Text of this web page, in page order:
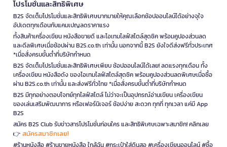
โปรโมชั่นและสิทธิพิเศษ
B2S จัดเต็มโปรโมชั่นและสิทธิพิเศษมากมายให้คุณเลือกช้อปออนไลน์ได้อย่างจุใจ
อัปเดตทุกเดือนกับแคมเปญลดราคาแรง
ทั้งสินค้าเครื่องเขียน หนังสือขายดี และไอเทมไลฟ์สไตล์สุดชิค พร้อมคูปองส่วนลด
และดีลพิเศษเมื่อช้อปผ่าน B2S.co.th เท่านั้น นอกจากนี้ B2S ยังใจดีส่งฟรีทั่วประเทศ
*เมื่อสั่งครบขั้นต่ำที่บริษัทกำหนด
B2S จัดเต็มโปรโมชั่นและสิทธิพิเศษเพียบ ช้อปออนไลน์ได้เลย! ลดแรงทุกเดือน ทั้ง
เครื่องเขียน หนังสือดัง ของไอเทมไลฟ์สไตล์สุดชิค พร้อมคูปองส่วนลดพิเศษเมื่อซื้อ
ผ่าน B2S.co.th เท่านั้น และส่งฟรีทั่วไทย *เมื่อสั่งครบขั้นต่ำที่บริษัทกำหนด
B2S มีทุกอย่างตอบโจทย์ทุกไลฟ์สไตล์ ไม่ว่าจะเป็นอุปกรณ์อ่านเขียน เครื่องเขียน
ของเล่นเสริมพัฒนาการ หรือเฟอร์นิเจอร์ ช้อปง่าย สะดวก ทุกที่ ทุกเวลา แค่มี App
B2S
สมัคร B2S Club รับข่าวสารโปรโมชั่นก่อนใคร และสิทธิพิเศษเฉพาะสมาชิก! คลิกเลย
👉 สมัครสมาชิกเลย!
#ร้านหนังสือ #ร้านขายหนังสือ ใกล้ฉัน #กระเป๋าใส่ดินสอ #เครื่องเขียนออนไลน์ #ซื้อ